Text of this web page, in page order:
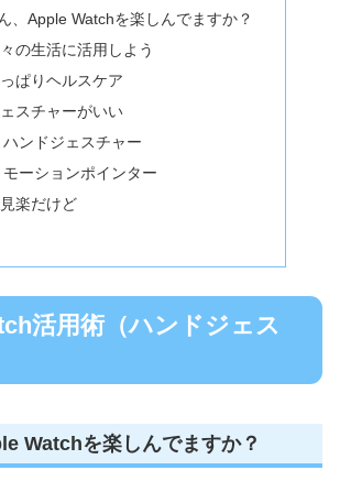
、Apple Watchを楽しんでますか？
の生活に活用しよう
ぱりヘルスケア
スチャーがいい
ハンドジェスチャー
モーションポインター
楽だけど
活用術（ハンドジェス
Watchを楽しんでますか？